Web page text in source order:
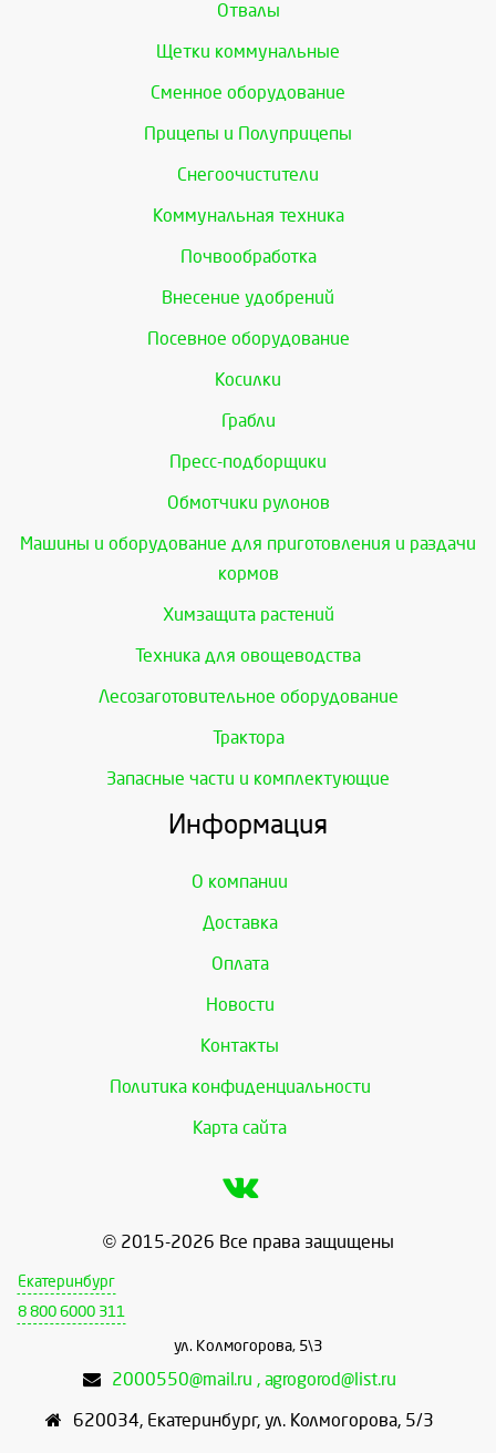
Отвалы
Щетки коммунальные
Сменное оборудование
Прицепы и Полуприцепы
Снегоочистители
Коммунальная техника
Почвообработка
Внесение удобрений
Посевное оборудование
Косилки
Грабли
Пресс-подборщики
Обмотчики рулонов
Машины и оборудование для приготовления и раздачи
кормов
Химзащита растений
Техника для овощеводства
Лесозаготовительное оборудование
Трактора
Запасные части и комплектующие
Информация
О компании
Доставка
Оплата
Новости
Контакты
Политика конфиденциальности
Карта сайта
© 2015-2026 Все права защищены
Екатеринбург
8 800 6000 311
ул. Колмогорова, 5\3
2000550@mail.ru , agrogorod@list.ru
620034, Екатеринбург, ул. Колмогорова, 5/3